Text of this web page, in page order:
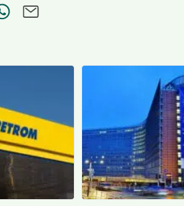
Twitter
pe LinkedIn
pe Pinterest
Trimite prin whatsapp